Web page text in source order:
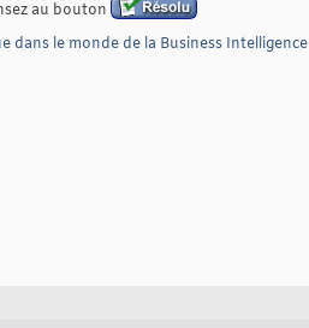
au bouton
dans le monde de la Business Intelligence